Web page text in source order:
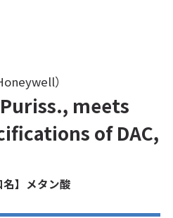
）
meets
of DAC,
名】メタン酸